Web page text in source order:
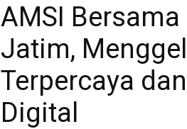
AMSI
Jatim,
Terpercaya
Digital